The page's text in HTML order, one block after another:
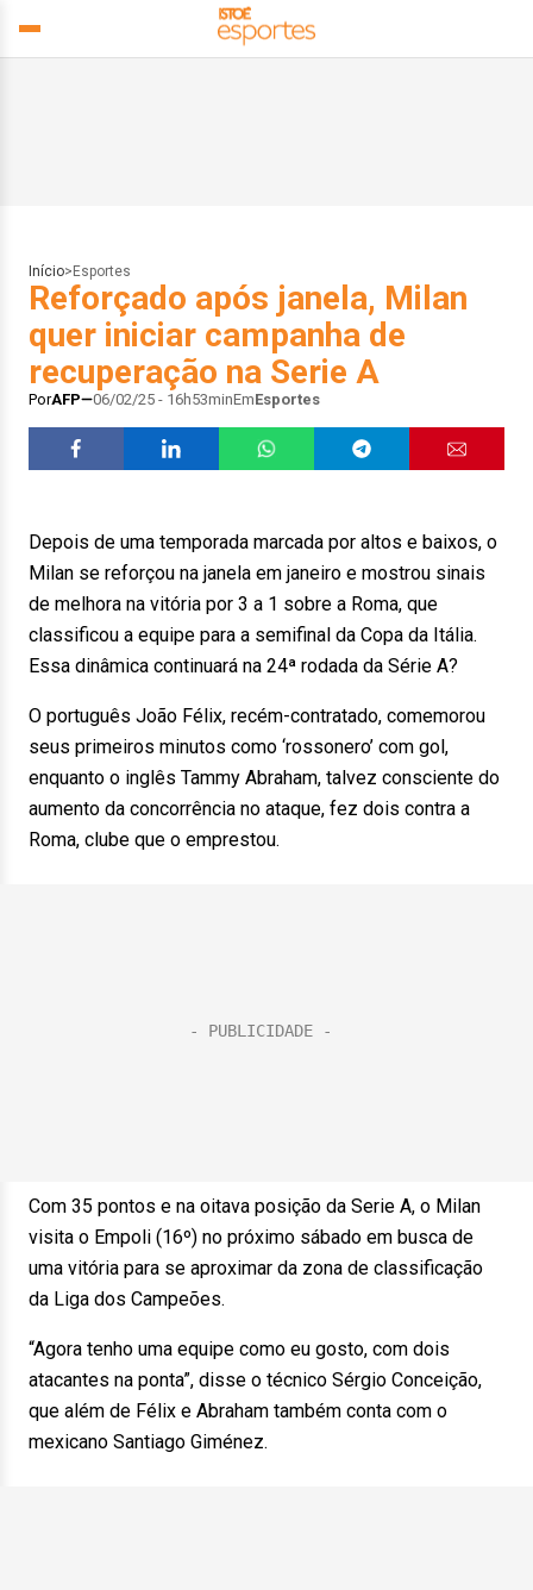
Início> Esportes
Reforçado após janela, Milan
quer iniciar campanha de
recuperação na Serie A
PorAFP 06/02/25 - 16h53minEmEsportes
Depois de uma temporada marcada por altos e baixos, o
Milan se reforçou na janela em janeiro e mostrou sinais
de melhora na vitória por 3 a 1 sobre a Roma, que
classificou a equipe para a semifinal da Copa da Itália.
Essa dinâmica continuará na 24ª rodada da Série A?
O português João Félix, recém-contratado, comemorou
seus primeiros minutos como ‘rossonero’ com gol,
enquanto o inglês Tammy Abraham, talvez consciente do
aumento da concorrência no ataque, fez dois contra a
Roma, clube que o emprestou.
Com 35 pontos e na oitava posição da Serie A, o Milan
visita o Empoli (16º) no próximo sábado em busca de
uma vitória para se aproximar da zona de classificação
da Liga dos Campeões.
“Agora tenho uma equipe como eu gosto, com dois
atacantes na ponta”, disse o técnico Sérgio Conceição,
que além de Félix e Abraham também conta com o
mexicano Santiago Giménez.